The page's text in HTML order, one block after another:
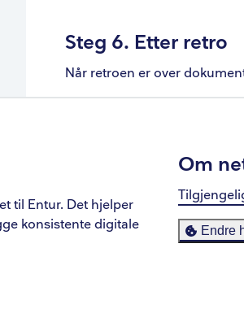
Steg 6. Etter retro
Når retroen er over
til Entur. Det hjelper
konsistente digitale
Om
Endre